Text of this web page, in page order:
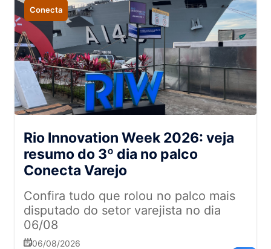
Conecta
Rio Innovation Week 2026: veja
resumo do 3º dia no palco
Conecta Varejo
Confira tudo que rolou no palco mais
disputado do setor varejista no dia
06/08
06/08/2026